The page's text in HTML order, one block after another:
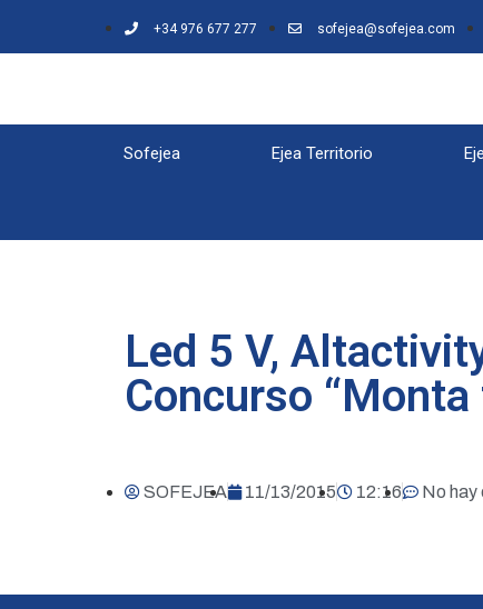
+34 976 677 277 sofejea@sofejea.com
Sofejea Ejea Territorio
Led 5 V,
Concurso
SOFEJEA 11/13/2015 12:16 No hay